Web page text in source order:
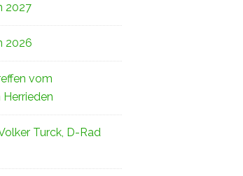
2027
2026
vom
Turck, D-Rad